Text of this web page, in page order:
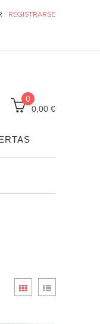
REGISTRARSE
0
0,00 €